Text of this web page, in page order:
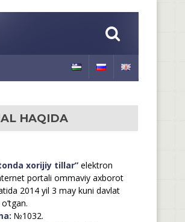
HAQIDA
xorijiy tillar”elektron
portali ommaviy axborot
2014 yil 3 may kuni davlat
№1032.